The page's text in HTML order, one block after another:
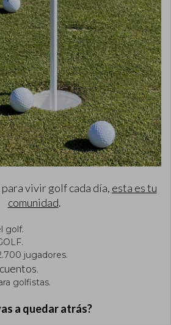
vivir golf cada día, esta es tu
comunidad.
golf.
jugadores.
.
golfistas.
a quedar atrás?